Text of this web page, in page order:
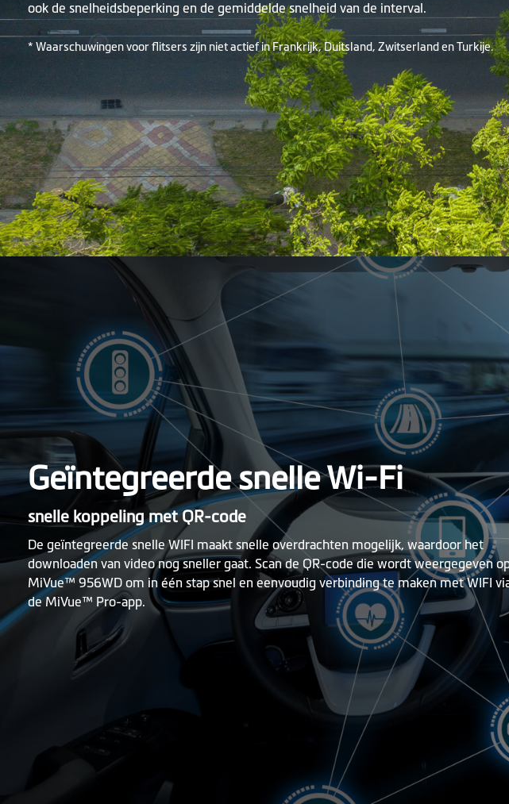
ook de snelheidsbeperking en de gemiddelde snelheid van de interval.
* Waarschuwingen voor flitsers zijn niet actief in Frankrijk, Duitsland, Zwitserland en Turkije.
Geïntegreerde snelle Wi-Fi
snelle koppeling met QR-code
De geïntegreerde snelle WIFI maakt snelle overdrachten mogelijk, waardoor het
downloaden van video nog sneller gaat. Scan de QR-code die wordt weergegeven
MiVue™ 956WD om in één stap snel en eenvoudig verbinding te maken met WIFI
de MiVue™ Pro-app.